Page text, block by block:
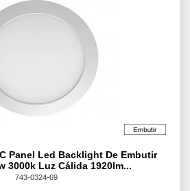
Panel Led Backlight De Embutir
3000k Luz Cálida 1920lm...
743-0324-69